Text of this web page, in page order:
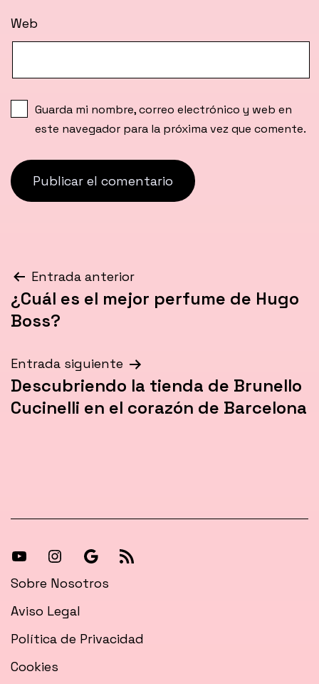
Web
Guarda mi nombre, correo electrónico y web en
este navegador para la próxima vez que comente.
Navegación
de
Entrada anterior
¿Cuál es el mejor perfume de Hugo
Boss?
Entrada siguiente
Descubriendo la tienda de Brunello
Cucinelli en el corazón de Barcelona
[27-
icon
icon=»fa
fa-
instagram»]
[27-
icon
icon=»fa
fa-
Síguenos
en
Newsfa-
Sobre Nosotros
Aviso Legal
Política de Privacidad
Cookies